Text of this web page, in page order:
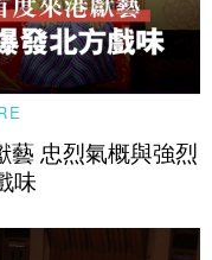
藝 忠烈氣概與強烈
味